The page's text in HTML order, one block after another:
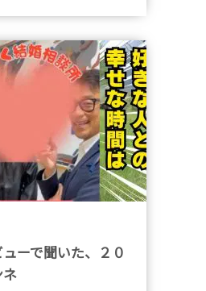
ーで聞いた、２０
ネ